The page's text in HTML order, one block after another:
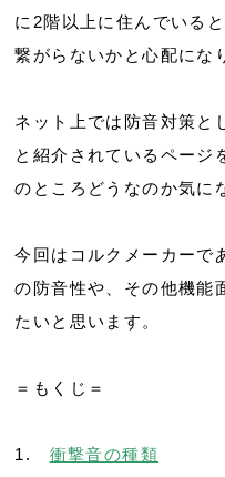
に2階以上に住んでいる
繋がらないかと心配にな
ネット上では防音対策と
と紹介されているページ
のところどうなのか気に
今回はコルクメーカーで
の防音性や、その他機能
たいと思います。
＝もくじ＝
1. 衝撃音の種類